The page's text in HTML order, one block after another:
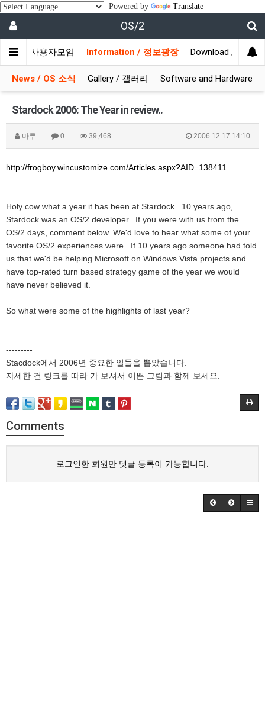
Powered by Translate
OS/2
/ 사용자모임 Information / 정보광장 Download / 자료실
News / OS 소식 Gallery / 갤러리 Software and Hardware
Stardock 2006: The Year in review..
마루 0 39,468 2006.12.17 14:10
http://frogboy.wincustomize.com/Articles.aspx?AID=138411
Holy cow what a year it has been at Stardock. 10 years ago,
Stardock was an OS/2 developer. If you were with us from the
OS/2 days, comment below. We'd love to hear what some of your
favorite OS/2 experiences were. If 10 years ago someone had told
us that we'd be helping Microsoft on Windows Vista projects and
have top-rated turn based strategy game of the year we would
have never believed it.
So what were some of the highlights of last year?
---------
Stacdock에서 2006년 중요한 일들을 뽑았습니다.
자세한 건 링크를 따라 가 보셔서 이쁜 그림과 함께 보세요.
Comments
로그인한 회원만 댓글 등록이 가능합니다.